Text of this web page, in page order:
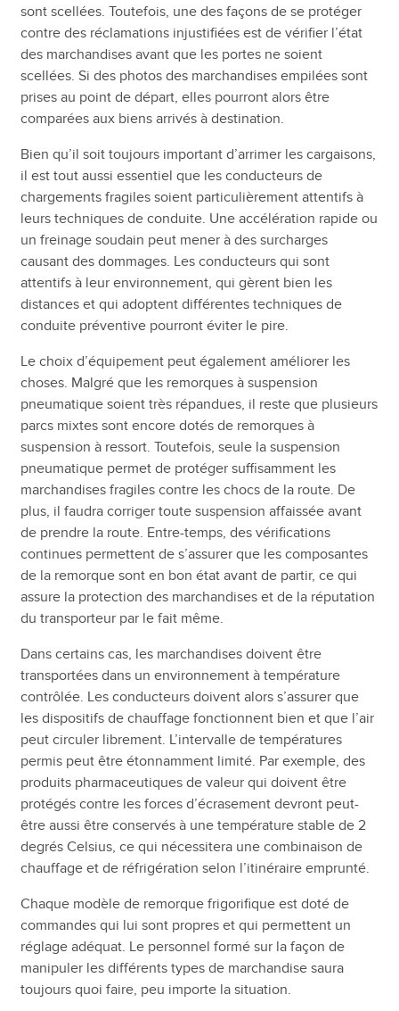
sont scellées. Toutefois, une des façons de se protéger
contre des réclamations injustifiées est de vérifier l’état
des marchandises avant que les portes ne soient
scellées. Si des photos des marchandises empilées sont
prises au point de départ, elles pourront alors être
comparées aux biens arrivés à destination.
Bien qu’il soit toujours important d’arrimer les cargaisons,
il est tout aussi essentiel que les conducteurs de
chargements fragiles soient particulièrement attentifs à
leurs techniques de conduite. Une accélération rapide ou
un freinage soudain peut mener à des surcharges
causant des dommages. Les conducteurs qui sont
attentifs à leur environnement, qui gèrent bien les
distances et qui adoptent différentes techniques de
conduite préventive pourront éviter le pire.
Le choix d’équipement peut également améliorer les
choses. Malgré que les remorques à suspension
pneumatique soient très répandues, il reste que plusieurs
parcs mixtes sont encore dotés de remorques à
suspension à ressort. Toutefois, seule la suspension
pneumatique permet de protéger suffisamment les
marchandises fragiles contre les chocs de la route. De
plus, il faudra corriger toute suspension affaissée avant
de prendre la route. Entre-temps, des vérifications
continues permettent de s’assurer que les composantes
de la remorque sont en bon état avant de partir, ce qui
assure la protection des marchandises et de la réputation
du transporteur par le fait même.
Dans certains cas, les marchandises doivent être
transportées dans un environnement à température
contrôlée. Les conducteurs doivent alors s’assurer que
les dispositifs de chauffage fonctionnent bien et que l’air
peut circuler librement. L’intervalle de températures
permis peut être étonnamment limité. Par exemple, des
produits pharmaceutiques de valeur qui doivent être
protégés contre les forces d’écrasement devront peut-
être aussi être conservés à une température stable de 2
degrés Celsius, ce qui nécessitera une combinaison de
chauffage et de réfrigération selon l’itinéraire emprunté.
Chaque modèle de remorque frigorifique est doté de
commandes qui lui sont propres et qui permettent un
réglage adéquat. Le personnel formé sur la façon de
manipuler les différents types de marchandise saura
toujours quoi faire, peu importe la situation.